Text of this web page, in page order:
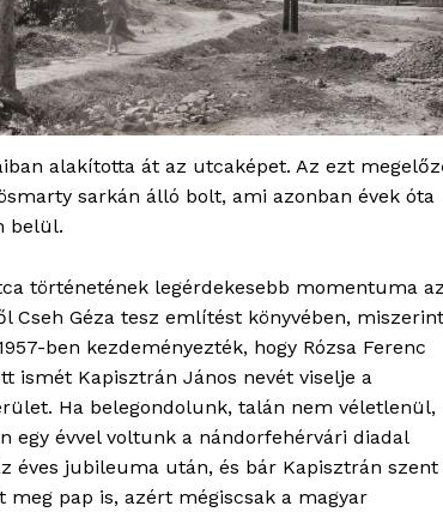
alakította át az utcaképet. Az ezt
sarkán álló bolt, ami azonban évek óta
belül.
történetének legérdekesebb momentuma
Cseh Géza tesz említést könyvében, miszerint
ben kezdeményezték, hogy Rózsa Ferenc
ismét Kapisztrán János nevét viselje a
Ha belegondolunk, talán nem véletlenül,
egy évvel voltunk a nándorfehérvári diadal
éves jubileuma után, és bár Kapisztrán szent
meg pap is, azért mégiscsak a magyar